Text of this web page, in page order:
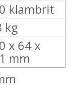
klambrit
kg
x 64 x
mm